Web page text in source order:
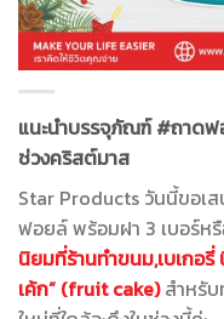
แนะนำบรรจุภัณฑ์ #ถาดฟ
ช่วงคริสต์มาส
Star Products วันนี้ขอ
ฟอยล์ พร้อมฝา 3 เบอร์ห
นิยมที่ร้านทำขนม,เบเกอ
เค้ก” (fruit cake) สำหรั